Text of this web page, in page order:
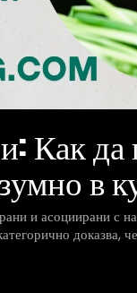
Как да
в
и асоциирани с
доказва,